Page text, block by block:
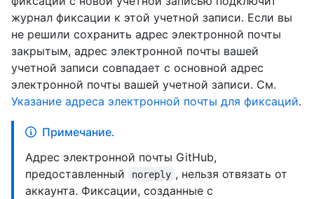
журнал фиксации к этой учетной записи. Если вы
не решили сохранить адрес электронной почты
закрытым, адрес электронной почты вашей
учетной записи совпадает с основной адрес
электронной почты вашей учетной записи. См.
Указание адреса электронной почты для фиксаций.
Примечание.
Адрес электронной почты GitHub,
предоставленный
noreply , нельзя отвязать от
аккаунта. Фиксации, созданные с